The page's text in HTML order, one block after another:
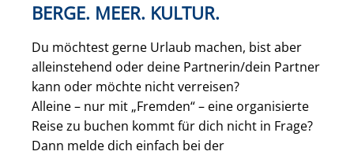
BERGE. MEER. KULTUR.
Du möchtest gerne Urlaub machen, bist aber
alleinstehend oder deine Partnerin/dein Partner
kann oder möchte nicht verreisen?
Alleine – nur mit „Fremden“ – eine organisierte
Reise zu buchen kommt für dich nicht in Frage?
Dann melde dich einfach bei der